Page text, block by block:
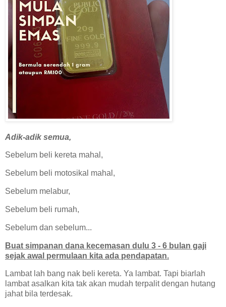
Adik-adik semua,
Sebelum beli kereta mahal,
Sebelum beli motosikal mahal,
Sebelum melabur,
Sebelum beli rumah,
Sebelum dan sebelum...
Buat simpanan dana kecemasan dulu 3 - 6 bulan gaji
sejak awal permulaan kita ada pendapatan.
Lambat lah bang nak beli kereta. Ya lambat. Tapi biarlah
lambat asalkan kita tak akan mudah terpalit dengan hutang
jahat bila terdesak.